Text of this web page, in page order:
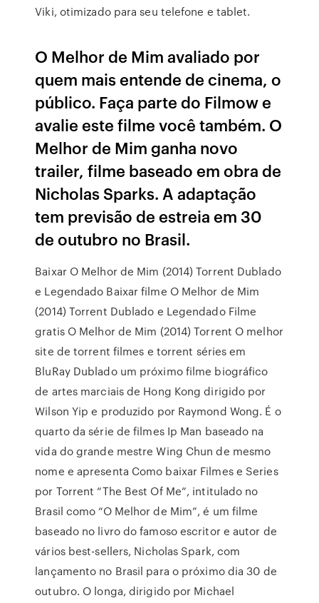
Viki, otimizado para seu telefone e tablet.
O Melhor de Mim avaliado por
quem mais entende de cinema, o
público. Faça parte do Filmow e
avalie este filme você também. O
Melhor de Mim ganha novo
trailer, filme baseado em obra de
Nicholas Sparks. A adaptação
tem previsão de estreia em 30
de outubro no Brasil.
Baixar O Melhor de Mim (2014) Torrent Dublado
e Legendado Baixar filme O Melhor de Mim
(2014) Torrent Dublado e Legendado Filme
gratis O Melhor de Mim (2014) Torrent O melhor
site de torrent filmes e torrent séries em
BluRay Dublado um próximo filme biográfico
de artes marciais de Hong Kong dirigido por
Wilson Yip e produzido por Raymond Wong. É o
quarto da série de filmes Ip Man baseado na
vida do grande mestre Wing Chun de mesmo
nome e apresenta Como baixar Filmes e Series
por Torrent “The Best Of Me”, intitulado no
Brasil como “O Melhor de Mim”, é um filme
baseado no livro do famoso escritor e autor de
vários best-sellers, Nicholas Spark, com
lançamento no Brasil para o próximo dia 30 de
outubro. O longa, dirigido por Michael